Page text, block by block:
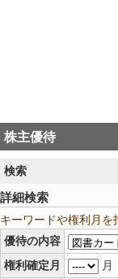
株主優待
検索
詳細検索
キーワードや権利月を
優待の内容
権利確定月
月